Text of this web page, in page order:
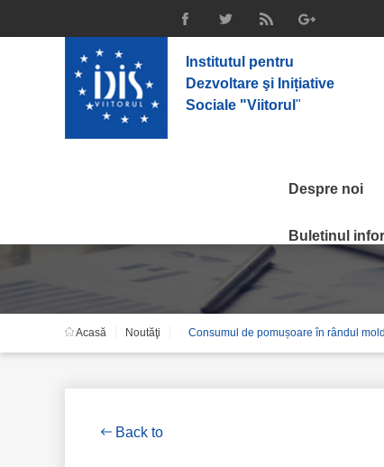
Institutul pentru
Dezvoltare şi Inițiative
Sociale "Viitorul "
Despre noi
Buletinul
Acasă Noutăţi Consumul de pomușoare în rândul
Back to